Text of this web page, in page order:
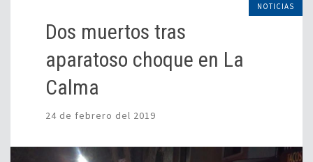
NOTICIAS
Dos muertos tras
aparatoso choque en La
Calma
24 de febrero del 2019